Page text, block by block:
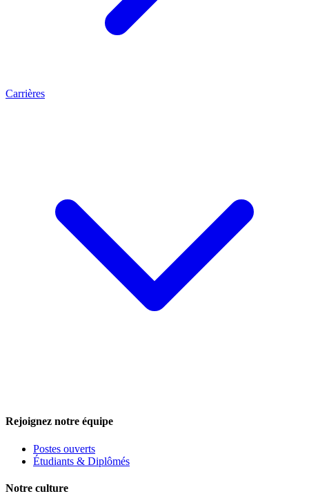
Carrières
Rejoignez notre équipe
Postes ouverts
Étudiants & Diplômés
Notre culture